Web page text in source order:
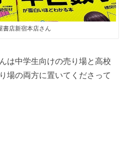
書店新宿本店さん
は中学生向けの売り場と高校
場の両方に置いてくださって